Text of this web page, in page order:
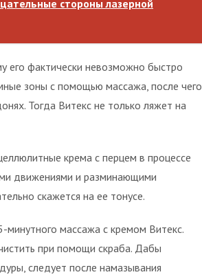
стороны лазерной
его фактически невозможно быстро
зоны с помощью массажа, после чего
Тогда Витекс не только ляжет на
крема с перцем в процессе
движениями и разминающими
скажется на ее тонусе.
массажа с кремом Витекс.
при помощи скраба. Дабы
следует после намазывания